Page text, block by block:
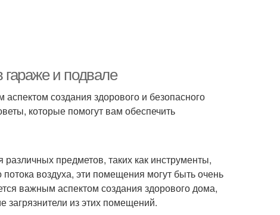
и подвале
создания здорового и безопасного
которые помогут вам обеспечить
предметов, таких как инструменты,
потока воздуха, эти помещения могут быть очень
важным аспектом создания здорового дома,
загрязнители из этих помещений.